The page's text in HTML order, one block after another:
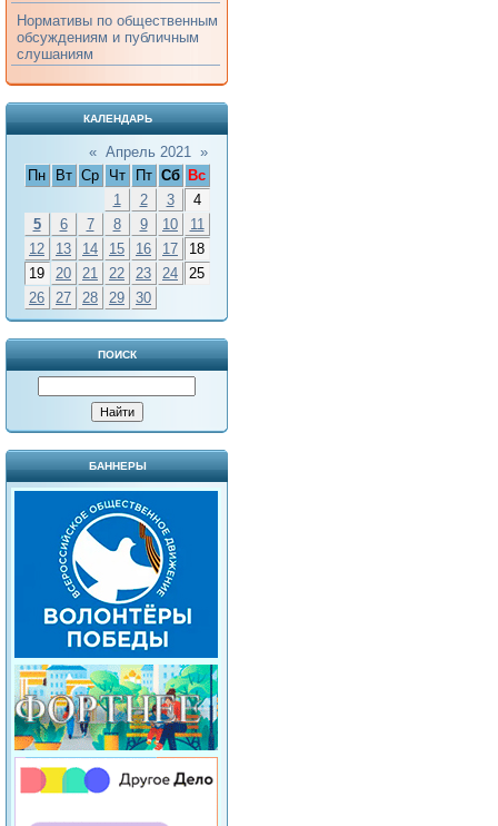
Нормативы по общественным
обсуждениям и публичным
слушаниям
КАЛЕНДАРЬ
« Апрель 2021 »
Пн
Вт Ср Чт Пт Сб
Вс
1
2 3
4
5
6 7 8 9 10
11
12
13 14 15 16 17
18
19
20 21 22 23 24
25
26
27 28 29 30
ПОИСК
БАННЕРЫ